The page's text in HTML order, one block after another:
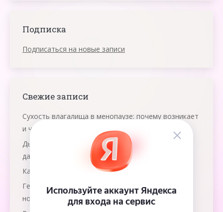
Подписка
Подписаться на новые записи
Свежие записи
Сухость влагалища в менопаузе: почему возникает
и что помогает
Дыхание яичниками: что это и как работает эта
даосская практика
Как победить рак груди?
Гемолитическая болезнь: как защитить
новорожденного?